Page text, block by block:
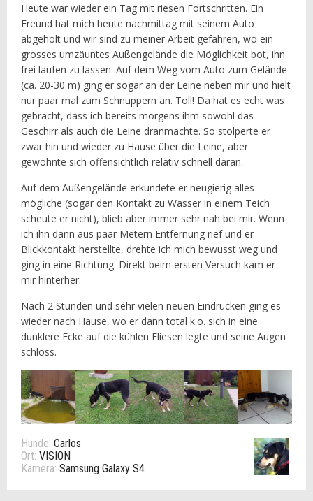
Heute war wieder ein Tag mit riesen Fortschritten. Ein
Freund hat mich heute nachmittag mit seinem Auto
abgeholt und wir sind zu meiner Arbeit gefahren, wo ein
grosses umzäuntes Außengelände die Möglichkeit bot, ihn
frei laufen zu lassen. Auf dem Weg vom Auto zum Gelände
(ca. 20-30 m) ging er sogar an der Leine neben mir und hielt
nur paar mal zum Schnuppern an. Toll! Da hat es echt was
gebracht, dass ich bereits morgens ihm sowohl das
Geschirr als auch die Leine dranmachte. So stolperte er
zwar hin und wieder zu Hause über die Leine, aber
gewöhnte sich offensichtlich relativ schnell daran.
Auf dem Außengelände erkundete er neugierig alles
mögliche (sogar den Kontakt zu Wasser in einem Teich
scheute er nicht), blieb aber immer sehr nah bei mir. Wenn
ich ihn dann aus paar Metern Entfernung rief und er
Blickkontakt herstellte, drehte ich mich bewusst weg und
ging in eine Richtung. Direkt beim ersten Versuch kam er
mir hinterher.
Nach 2 Stunden und sehr vielen neuen Eindrücken ging es
wieder nach Hause, wo er dann total k.o. sich in eine
dunklere Ecke auf die kühlen Fliesen legte und seine Augen
schloss.
Hunde: Carlos
Ort: VISION
Kamera: Samsung Galaxy S4